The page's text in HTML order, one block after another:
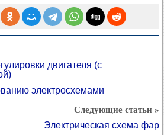
двигателя (с
электросхемами
Следующие статьи »
Электрическая схема фар